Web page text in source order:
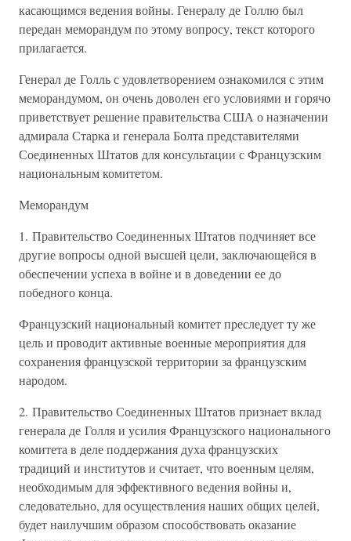
касающимся ведения войны. Генералу де Голлю был
передан меморандум по этому вопросу, текст которого
прилагается.
Генерал де Голль с удовлетворением ознакомился с этим
меморандумом, он очень доволен его условиями и горячо
приветствует решение правительства США о назначении
адмирала Старка и генерала Болта представителями
Соединенных Штатов для консультации с Французским
национальным комитетом.
Меморандум
1. Правительство Соединенных Штатов подчиняет все
другие вопросы одной высшей цели, заключающейся в
обеспечении успеха в войне и в доведении ее до
победного конца.
Французский национальный комитет преследует ту же
цель и проводит активные военные мероприятия для
сохранения французской территории за французским
народом.
2. Правительство Соединенных Штатов признает вклад
генерала де Голля и усилия Французского национального
комитета в деле поддержания духа французских
традиций и институтов и считает, что военным целям,
необходимым для эффективного ведения войны и,
следовательно, для осуществления наших общих целей,
будет наилучшим образом способствовать оказание